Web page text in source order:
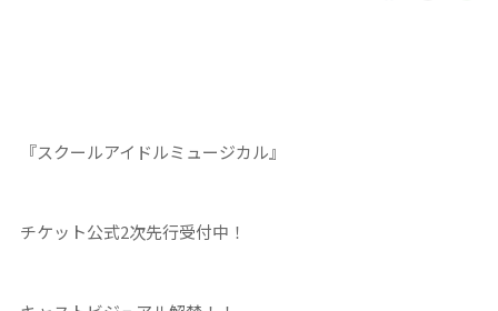
『スクールアイドルミュージカル』
チケット公式2次先行受付中！